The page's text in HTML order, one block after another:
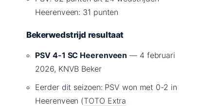
Heerenveen: 31 punten
Bekerwedstrijd resultaat
PSV 4-1 SC Heerenveen — 4 februari
2026, KNVB Beker
Eerder dit seizoen: PSV won met 0-2 in
Heerenveen (TOTO Extra